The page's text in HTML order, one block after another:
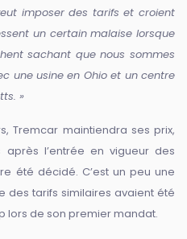
imposer des tarifs et croient
un certain malaise lorsque
sachant que nous sommes
une usine en Ohio et un centre
»
Tremcar maintiendra ses prix,
l’entrée en vigueur des
été décidé. C’est un peu une
des tarifs similaires avaient été
lors de son premier mandat.